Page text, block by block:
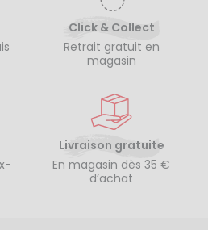
Click & Collect
Retrait gratuit en
magasin
Livraison gratuite
En magasin dès 35 €
d’achat